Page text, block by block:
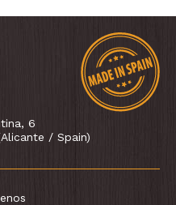
6
/ Spain)